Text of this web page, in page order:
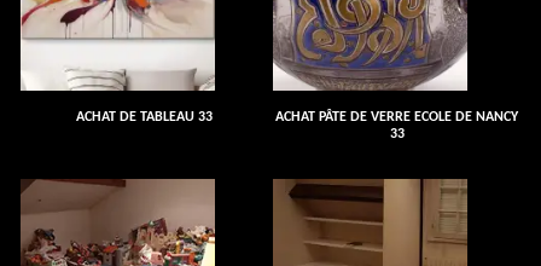
ACHAT DE TABLEAU 33
ACHAT PÂTE DE VERRE ECOLE DE NANCY
33